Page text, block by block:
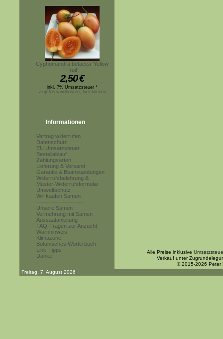
Cyphomandra betacea 'Yellow
Fruit'
2,50€
inkl. 7% Umsatzsteuer *
zzgl.Versandkosten, hier klicken
Informationen
Vertrag widerrufen
Datenschutz
EU Umsatzsteuer
Bestellablauf
Zahlungsarten
Lieferung & Versand
Garantie & Beanstandungen
Widerrufsbelehrung &
Muster-Widerrufsformular
Umweltschutz
Wir kaufen Samen
------------------------
Unsere Samen
Vermehrung mit Samen
Aussaatanleitung
FAQ-Fragen zur Anzucht
Warnhinweis
Klimazone
Botanisches Wörterbuch
Link-Tipps
Danke
Alle Preise inklusive
Verkauf unter
© 2015-2026 Peter
Freitag, 7. August 2026